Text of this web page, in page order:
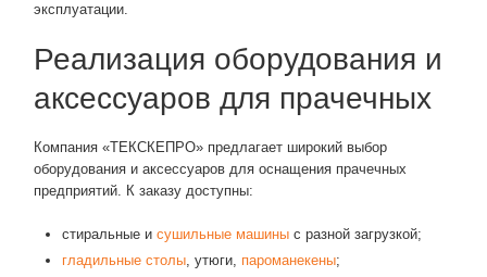
эксплуатации.
Реализация оборудования и
аксессуаров для прачечных
Компания «ТЕКСКЕПРО» предлагает широкий выбор
оборудования и аксессуаров для оснащения прачечных
предприятий. К заказу доступны:
стиральные и сушильные машины с разной загрузкой;
гладильные столы, утюги, пароманекены;